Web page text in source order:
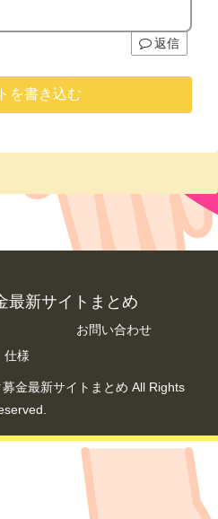
返信
を書き込む
最新サイトまとめ
お問い合わせ
仕様
金最新サイトまとめ All Rights